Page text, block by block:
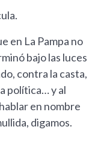
en La Pampa no
bajo las luces
contra la casta,
política… y al
en nombre
digamos.